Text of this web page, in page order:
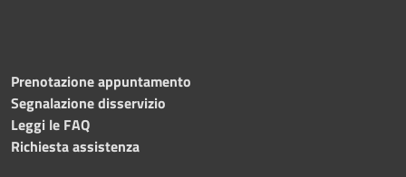
Prenotazione appuntamento
Segnalazione disservizio
Leggi le FAQ
Richiesta assistenza